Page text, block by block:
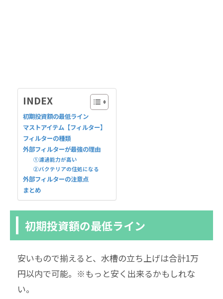
INDEX
初期投資額の最低ライン
マストアイテム【フィルター】
フィルターの種類
外部フィルターが最強の理由
①濾過能力が高い
②バクテリアの住処になる
外部フィルターの注意点
まとめ
初期投資額の最低ライン
安いもので揃えると、水槽の立ち上げは合計1万
円以内で可能。※もっと安く出来るかもしれな
い。